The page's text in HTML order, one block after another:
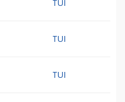
TUI
TUI
TUI